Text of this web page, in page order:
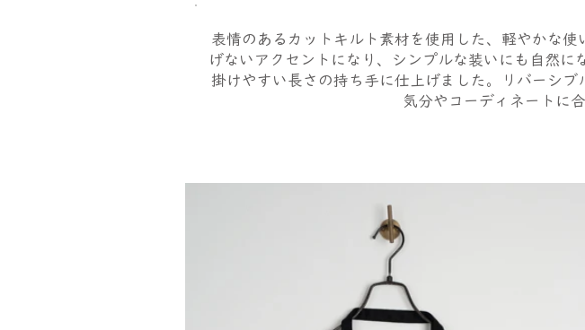
表情のあるカットキルト素材を使用した、軽やかな
げないアクセントになり、シンプルな装いにも自然
掛けやすい長さの持ち手に仕上げました。リバーシ
気分やコーディネートに